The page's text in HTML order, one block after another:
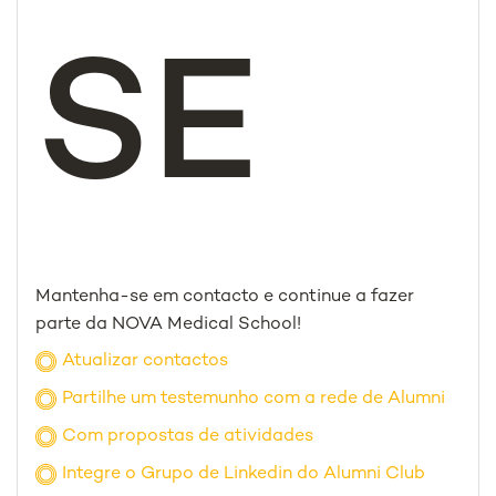
SE
Mantenha-se em contacto e continue a fazer
parte da NOVA Medical School!
Atualizar contactos
Partilhe um testemunho com a rede de Alumni
Com propostas de atividades
Integre o Grupo de Linkedin do Alumni Club